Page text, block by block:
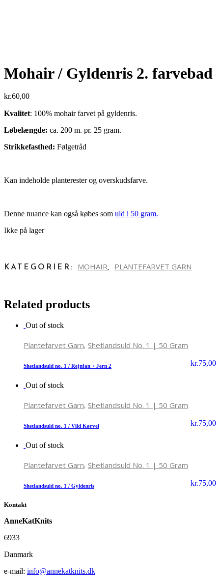
Mohair / Gyldenris 2. farvebad
kr.60,00
Kvalitet: 100% mohair farvet på gyldenris.
Løbelængde: ca. 200 m. pr. 25 gram.
Strikkefasthed: Følgetråd
Kan indeholde planterester og overskudsfarve.
Denne nuance kan også købes som uld i 50 gram.
Ikke på lager
KATEGORIER: MOHAIR, PLANTEFARVET GARN
Related products
Out of stock
Plantefarvet Garn, Shetlandsuld No. 1 | 50 Gram
Shetlandsuld no. 1 / Rejnfan + Jern 2 kr.75,00
Out of stock
Plantefarvet Garn, Shetlandsuld No. 1 | 50 Gram
Shetlandsuld no. 1 / Vild Kørvel kr.75,00
Out of stock
Plantefarvet Garn, Shetlandsuld No. 1 | 50 Gram
Shetlandsuld no. 1 / Gyldenris kr.75,00
Kontakt
AnneKatKnits
6933
Danmark
e-mail: info@annekatknits.dk